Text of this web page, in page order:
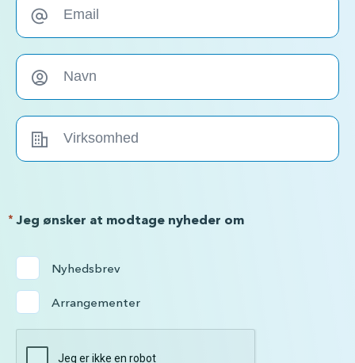
Jeg ønsker at modtage nyheder om
*
Nyhedsbrev
Arrangementer